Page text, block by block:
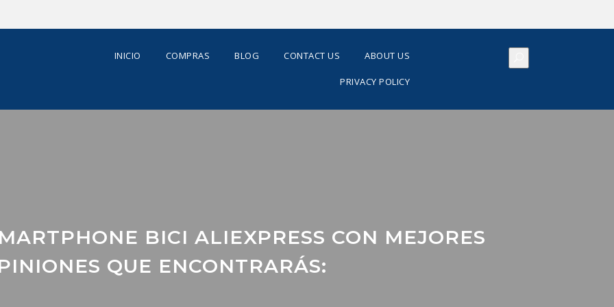
INICIO COMPRAS BLOG CONTACT US ABOUT US
PRIVACY POLICY
BICI ALIEXPRESS CON MEJORES
QUE ENCONTRARÁS: